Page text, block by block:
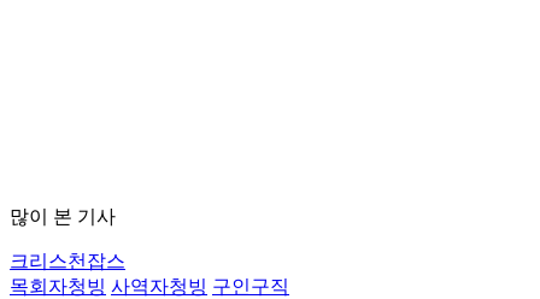
많이 본 기사
크리스천잡스
목회자청빙 사역자청빙 구인구직